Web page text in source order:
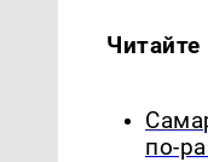
по-